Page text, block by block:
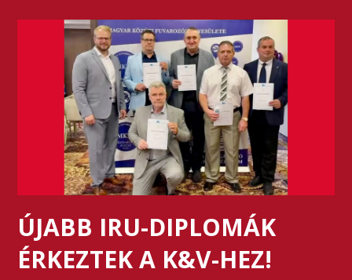
ÚJABB IRU-DIPLOMÁK
ÉRKEZTEK A K&V-HEZ!